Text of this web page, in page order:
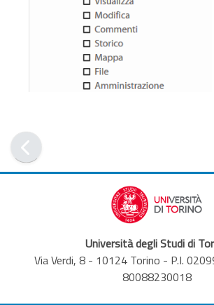
Università degli Studi di
Via Verdi, 8 - 10124 Torino - P.I.
80088230018